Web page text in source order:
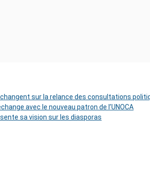
sur la relance des consultations
avec le nouveau patron de l’UNOCA
sa vision sur les diasporas